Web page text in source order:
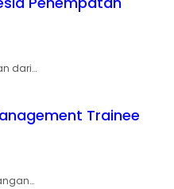
dari…
Trainee